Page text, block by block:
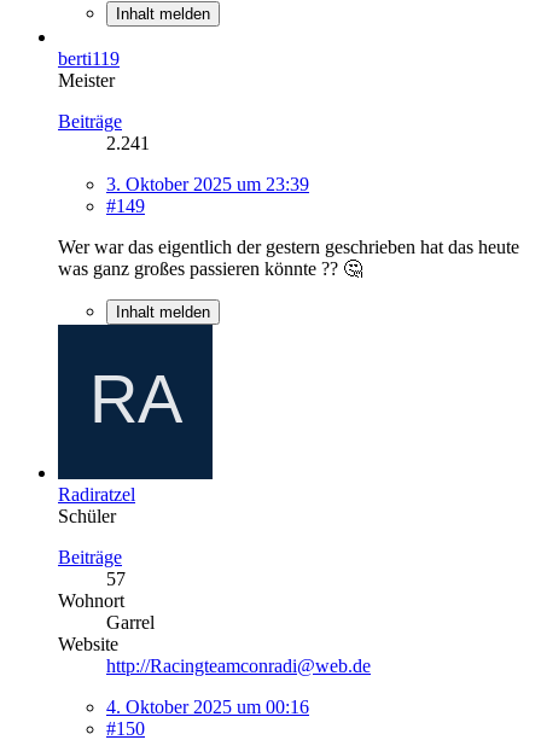
Inhalt melden
berti119
Meister
Beiträge
2.241
3. Oktober 2025 um 23:39
#149
Wer war das eigentlich der gestern geschrieben hat das heute
was ganz großes passieren könnte ?? 🤔
Inhalt melden
Radiratzel
Schüler
Beiträge
57
Wohnort
Garrel
Website
http://Racingteamconradi@web.de
4. Oktober 2025 um 00:16
#150